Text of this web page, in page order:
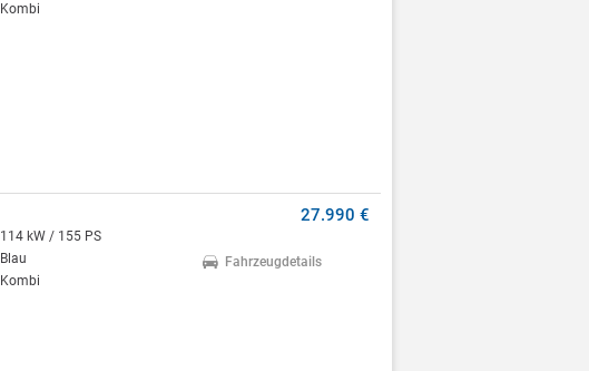
Kombi
114 kW / 155 PS
Blau
Kombi
27.990 €
Fahrzeugdetails